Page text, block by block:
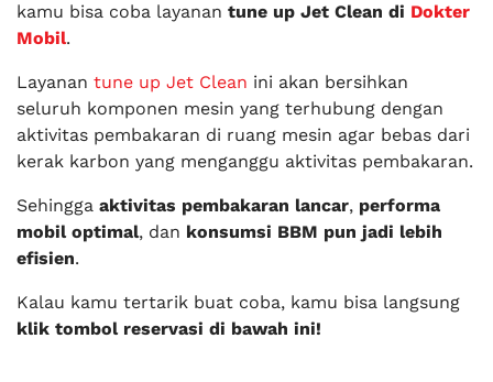
kamu bisa coba layanan tune up Jet Clean di Dokter
Mobil.
Layanan tune up Jet Clean ini akan bersihkan
seluruh komponen mesin yang terhubung dengan
aktivitas pembakaran di ruang mesin agar bebas dari
kerak karbon yang menganggu aktivitas pembakaran.
Sehingga aktivitas pembakaran lancar, performa
mobil optimal, dan konsumsi BBM pun jadi lebih
efisien.
Kalau kamu tertarik buat coba, kamu bisa langsung
klik tombol reservasi di bawah ini!